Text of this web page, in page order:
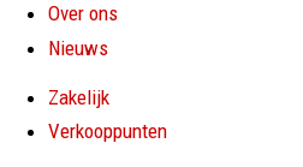
Over ons
Nieuws
Zakelijk
Verkooppunten